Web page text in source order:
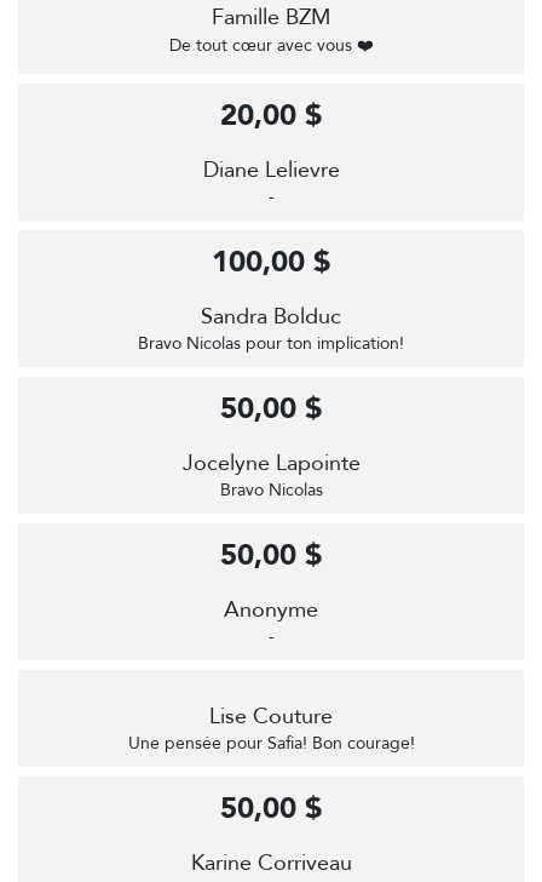
Famille BZM
De tout cœur avec vous ❤️
Diane Lelievre
-
20,00 $
Sandra Bolduc
Bravo Nicolas pour ton implication!
100,00 $
Jocelyne Lapointe
Bravo Nicolas
50,00 $
Anonyme
-
50,00 $
Lise Couture
Une pensée pour Safia! Bon courage!
Karine Corriveau
50,00 $